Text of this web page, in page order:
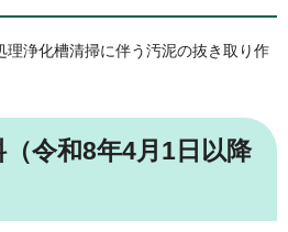
理浄化槽清掃に伴う汚泥の抜き取り作
（令和8年4月1日以降